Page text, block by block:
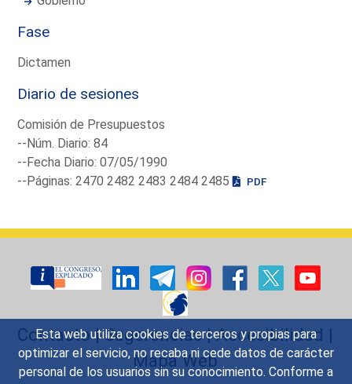
Esta web utiliza cookies de terceros y propias para
optimizar el servicio, no recaba ni cede datos de carácter
personal de los usuarios sin su conocimiento. Conforme a
Fase
Dictamen
Diario de sesiones
Comisión de Presupuestos
--Núm. Diario: 84
--Fecha Diario: 07/05/1990
--Páginas: 2470 2482 2483 2484 2485
PDF
Contacto|Sugerencias|Accesibilidad |
Mapa Web